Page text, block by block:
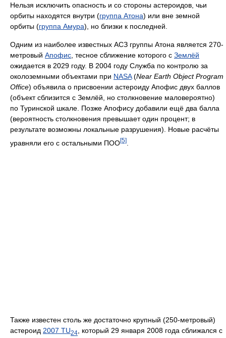
Нельзя исключить опасность и со стороны астероидов, чьи
орбиты находятся внутри (группа Атона) или вне земной
орбиты (группа Амура), но близки к последней.
Одним из наиболее известных АСЗ группы Атона является 270-
метровый Апофис , тесное сближение которого с Землёй
ожидается в 2029 году. В 2004 году Служба по контролю за
околоземными объектами при NASA(Near Earth Object Program
Office) объявила о присвоении астероиду Апофис двух баллов
(объект сблизится с Землёй, но столкновение маловероятно)
по Туринской шкале. Позже Апофису добавили ещё два балла
(вероятность столкновения превышает один процент; в
результате возможны локальные разрушения). Новые расчёты
уравняли его с остальными ПОО[5]
Также известен столь же достаточно крупный (250-метровый)
астероид 2007 TU24
, который 29 января 2008 года сближался с